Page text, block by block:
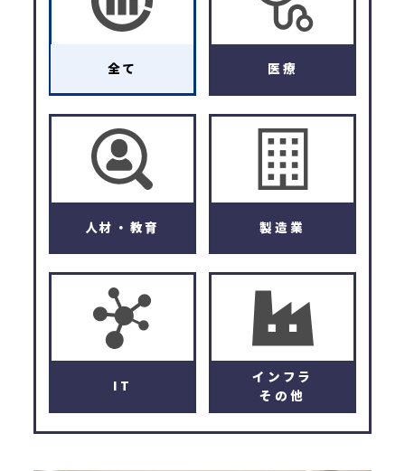
全て 医療
人材・教育 製造業
IT
インフラ
その他